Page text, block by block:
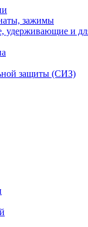
зажимы
удерживающие и
защиты (СИЗ)